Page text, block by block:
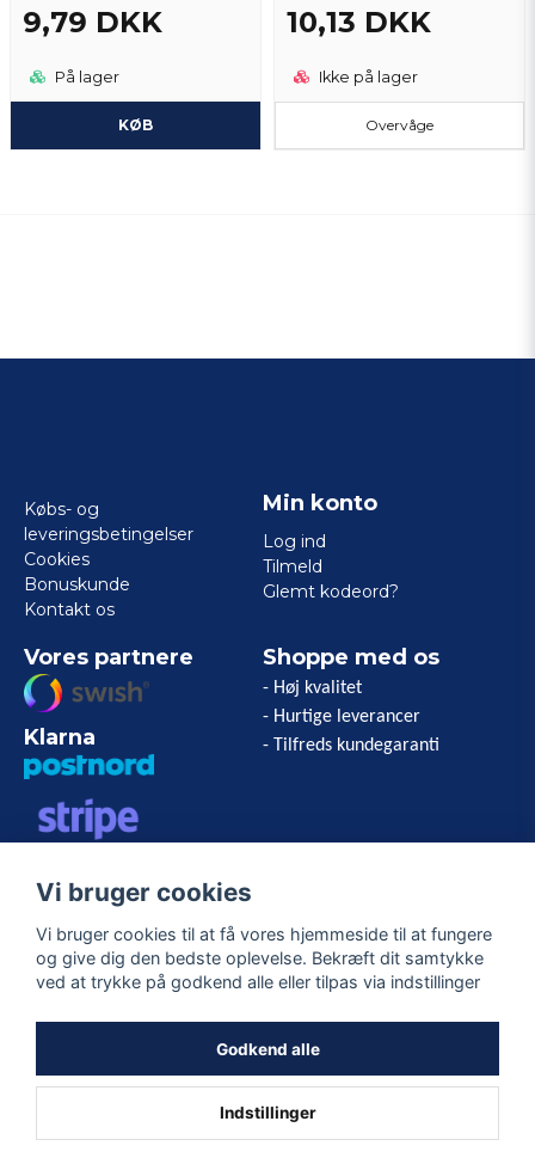
9,79 DKK
På lager
KØB
10,13 DKK
Ikke på lager
Overvåge
Købs- og
leveringsbetingelser
Cookies
Bonuskunde
Kontakt os
Min konto
Log ind
Tilmeld
Glemt kodeord?
Vores partnere
Klarna
EXPRESS
Shoppe med os
- Høj kvalitet
- Hurtige leverancer
- Tilfreds kundegaranti
Følg os
Vi bruger cookies
Vi bruger cookies til at få vores hjemmeside til at fungere
og give dig den bedste oplevelse. Bekræft dit samtykke
ved at trykke på godkend alle eller tilpas via indstillinger
Godkend alle
Indstillinger